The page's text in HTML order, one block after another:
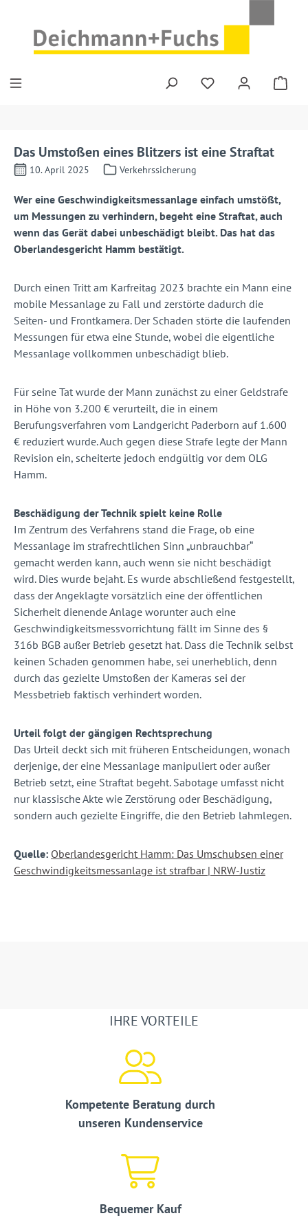
Das Umstoßen eines Blitzers ist eine Straftat
10. April 2025 Verkehrssicherung
Wer eine Geschwindigkeitsmessanlage einfach umstößt,
um Messungen zu verhindern, begeht eine Straftat, auch
wenn das Gerät dabei unbeschädigt bleibt. Das hat das
Oberlandesgericht Hamm bestätigt.
Durch einen Tritt am Karfreitag 2023 brachte ein Mann eine
mobile Messanlage zu Fall und zerstörte dadurch die
Seiten- und Frontkamera. Der Schaden störte die laufenden
Messungen für etwa eine Stunde, wobei die eigentliche
Messanlage vollkommen unbeschädigt blieb.
Für seine Tat wurde der Mann zunächst zu einer Geldstrafe
in Höhe von 3.200 € verurteilt, die in einem
Berufungsverfahren vom Landgericht Paderborn auf 1.600
€ reduziert wurde. Auch gegen diese Strafe legte der Mann
Revision ein, scheiterte jedoch endgültig vor dem OLG
Hamm.
Beschädigung der Technik spielt keine Rolle
Im Zentrum des Verfahrens stand die Frage, ob eine
Messanlage im strafrechtlichen Sinn „unbrauchbar“
gemacht werden kann, auch wenn sie nicht beschädigt
wird. Dies wurde bejaht. Es wurde abschließend festgestellt,
dass der Angeklagte vorsätzlich eine der öffentlichen
Sicherheit dienende Anlage worunter auch eine
Geschwindigkeitsmessvorrichtung fällt im Sinne des §
316b BGB außer Betrieb gesetzt hat. Dass die Technik selbst
keinen Schaden genommen habe, sei unerheblich, denn
durch das gezielte Umstoßen der Kameras sei der
Messbetrieb faktisch verhindert worden.
Urteil folgt der gängigen Rechtsprechung
Das Urteil deckt sich mit früheren Entscheidungen, wonach
derjenige, der eine Messanlage manipuliert oder außer
Betrieb setzt, eine Straftat begeht. Sabotage umfasst nicht
nur klassische Akte wie Zerstörung oder Beschädigung,
sondern auch gezielte Eingriffe, die den Betrieb lahmlegen.
Quelle: Oberlandesgericht Hamm: Das Umschubsen einer
Geschwindigkeitsmessanlage ist strafbar | NRW-Justiz
IHRE VORTEILE
Kompetente Beratung durch
unseren Kundenservice
Bequemer Kauf